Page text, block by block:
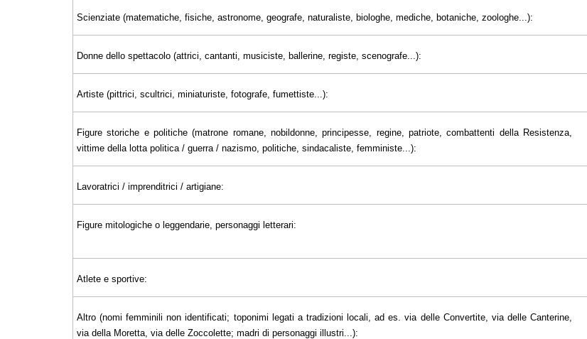
Scienziate (matematiche, fisiche, astronome, geografe, naturaliste, biologhe, mediche, botaniche, zoologhe...):
Donne dello spettacolo (attrici, cantanti, musiciste, ballerine, registe, scenografe...):
Artiste (pittrici, scultrici, miniaturiste, fotografe, fumettiste...):
Figure storiche e politiche (matrone romane, nobildonne, principesse, regine, patriote, combattenti della Resistenza,
vittime della lotta politica / guerra / nazismo, politiche, sindacaliste, femministe...):
Lavoratrici / imprenditrici / artigiane:
Figure mitologiche o leggendarie, personaggi letterari:
Atlete e sportive:
Altro (nomi femminili non identificati; toponimi legati a tradizioni locali, ad es. via delle Convertite, via delle Canterine,
via della Moretta, via delle Zoccolette; madri di personaggi illustri...):